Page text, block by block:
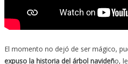
El momento no dejó de ser mágico,
expuso la historia del árbol navideño,